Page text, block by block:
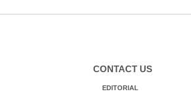
CONTACT US
EDITORIAL